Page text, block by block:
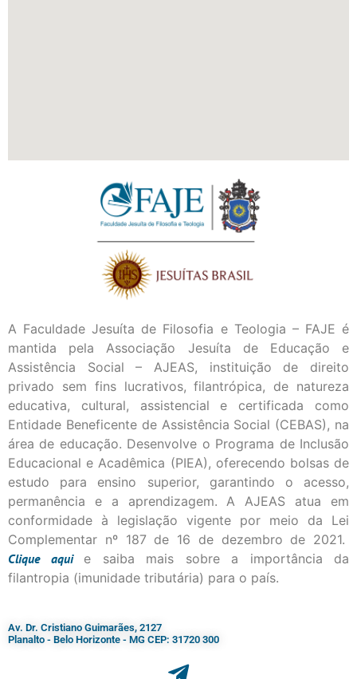
A Faculdade Jesuíta de Filosofia e Teologia – FAJE é
mantida pela Associação Jesuíta de Educação e
Assistência Social – AJEAS, instituição de direito
privado sem fins lucrativos, filantrópica, de natureza
educativa, cultural, assistencial e certificada como
Entidade Beneficente de Assistência Social (CEBAS), na
área de educação. Desenvolve o Programa de Inclusão
Educacional e Acadêmica (PIEA), oferecendo bolsas de
estudo para ensino superior, garantindo o acesso,
permanência e a aprendizagem. A AJEAS atua em
conformidade à legislação vigente por meio da Lei
Complementar nº 187 de 16 de dezembro de 2021.
Cliqueaqui
e saiba mais sobre a importância da
filantropia (imunidade tributária) para o país.
Av. Dr. Cristiano Guimarães, 2127
Planalto - Belo Horizonte - MG CEP: 31720 300